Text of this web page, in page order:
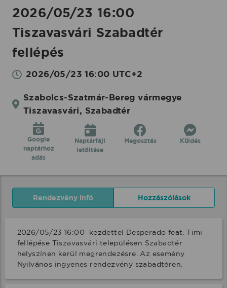
2026/05/23 16:00
Tiszavasvári Szabadtér
fellépés
2026/05/23 16:00 UTC+2
Szabolcs-Szatmár-Bereg vármegye
Tiszavasvári, Szabadtér
Google
naptárhoz
adás
Naptárfájl
letöltése
Megosztás Küldés
Rendezvény infó Hozzászólások
2026/05/23 16:00  kezdettel Desperado feat. Timi
fellépése Tiszavasvári településen Szabadtér
helyszínen kerül megrendezésre. Az esemény
Nyilvános ingyenes rendezvény szabadtéren.